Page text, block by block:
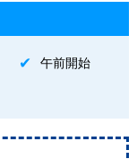
午前開始